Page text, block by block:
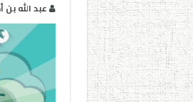
عبد الله بن